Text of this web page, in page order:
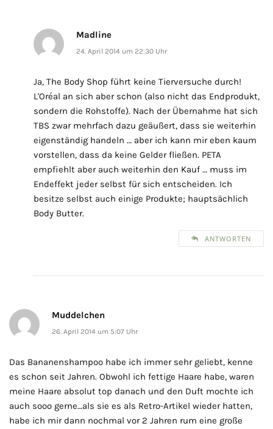
Madline
24. April 2014 um 22:30 Uhr
Ja, The Body Shop führt keine Tierversuche durch!
L'Oréal an sich aber schon (also nicht das Endprodukt,
sondern die Rohstoffe). Nach der Übernahme hat sich
TBS zwar mehrfach dazu geäußert, dass sie weiterhin
eigenständig handeln … aber ich kann mir eben kaum
vorstellen, dass da keine Gelder fließen. PETA
empfiehlt aber auch weiterhin den Kauf … muss im
Endeffekt jeder selbst für sich entscheiden. Ich
besitze selbst auch einige Produkte; hauptsächlich
Body Butter.
ANTWORTEN
Muddelchen
26. April 2014 um 5:07 Uhr
Das Bananenshampoo habe ich immer sehr geliebt, kenne
es schon seit Jahren. Obwohl ich fettige Haare habe, waren
meine Haare absolut top danach und den Duft mochte ich
auch sooo gerne…als sie es als Retro-Artikel wieder hatten,
habe ich mir dann nochmal vor 2 Jahren rum eine große